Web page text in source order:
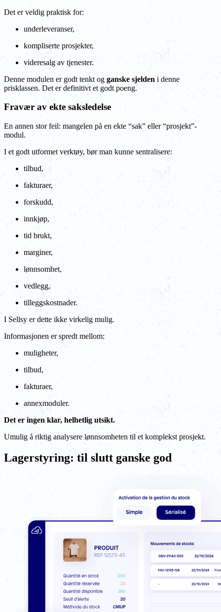
Det er veldig praktisk for:
underleveranser,
kompliserte prosjekter,
videresalg av tjenester.
Denne modulen er godt tenkt og ganske sjelden i denne
prisklassen. Det er definitivt et godt poeng.
Fravær av ekte saksledelse
En annen stor feil: mangelen på en ekte “sak” eller “prosjekt”-
modul.
I et godt utformet verktøy, bør man kunne sentralisere:
tilbud,
fakturaer,
forskudd,
innkjøp,
tid brukt,
marginer,
lønnsomhet,
vedlegg,
tilleggskostnader.
I Sellsy er dette ikke virkelig mulig.
Informasjonen er spredt mellom:
muligheter,
tilbud,
fakturaer,
annexmoduler.
Det er ingen klar, helhetlig utsikt.
Umulig å riktig analysere lønnsomheten til et komplekst prosjekt.
Lagerstyring: til slutt ganske god